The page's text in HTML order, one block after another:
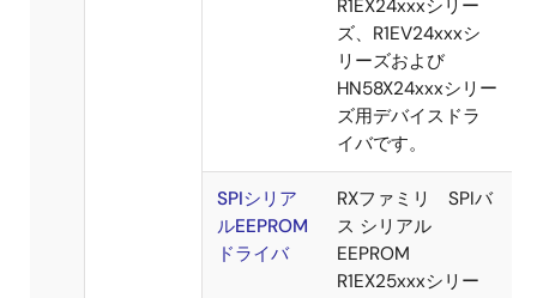
（SDHI）を使用し
てSDカードを制御
するデバイスドラ
イバです。
マルチメデ
ィアカー
ド/e・
MMCドラ
RX内蔵のマルチメ
ディアカードイン
タフェース
（MMCIF）を使用
してマルチメディ